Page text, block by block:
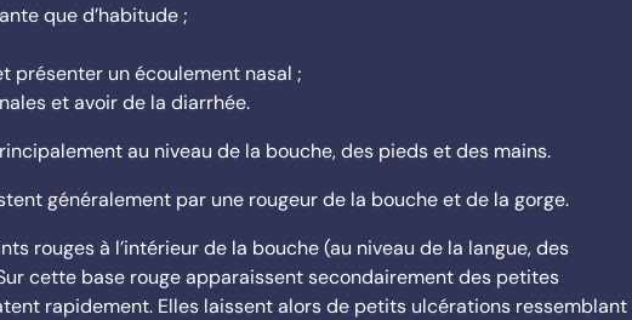
que d’habitude ;
présenter un écoulement nasal ;
et avoir de la diarrhée.
au niveau de la bouche, des pieds et des mains.
généralement par une rougeur de la bouche et de la gorge.
rouges à l’intérieur de la bouche (au niveau de la langue, des
cette base rouge apparaissent secondairement des petites
rapidement. Elles laissent alors de petits ulcérations ressemblant